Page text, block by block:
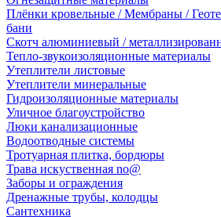
Плёнки кровельные / Мембраны /
бани
Скотч алюминиевый /
Тепло-звукоизоляционные материалы
Утеплители листовые
Утеплители минеральные
Гидроизоляционные материалы
Уличное благоустройство
Люки канализационные
Водоотводные системы
Тротуарная плитка, бордюры
Трава искуственная no@
Заборы и ограждения
Дренажные трубы, колодцы
Сантехника